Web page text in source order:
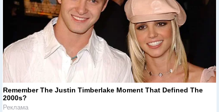
Remember The Justin Timberlake Moment That Defined The
2000s?
Реклама